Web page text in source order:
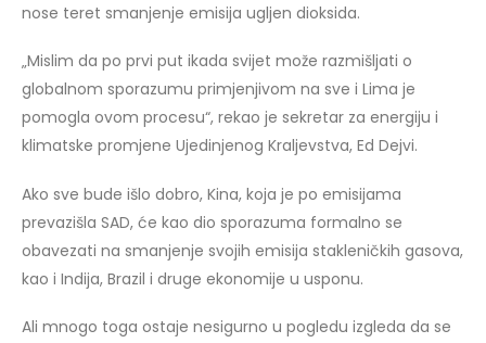
nose teret smanjenje emisija ugljen dioksida.
„Mislim da po prvi put ikada svijet može razmišljati o
globalnom sporazumu primjenjivom na sve i Lima je
pomogla ovom procesu“, rekao je sekretar za energiju i
klimatske promjene Ujedinjenog Kraljevstva, Ed Dejvi.
Ako sve bude išlo dobro, Kina, koja je po emisijama
prevazišla SAD, će kao dio sporazuma formalno se
obavezati na smanjenje svojih emisija stakleničkih gasova,
kao i Indija, Brazil i druge ekonomije u usponu.
Ali mnogo toga ostaje nesigurno u pogledu izgleda da se